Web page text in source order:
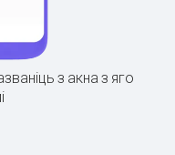
з акна з яго